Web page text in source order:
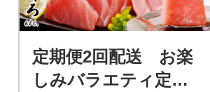
定期便2回配送 お楽
しみバラエティ定期